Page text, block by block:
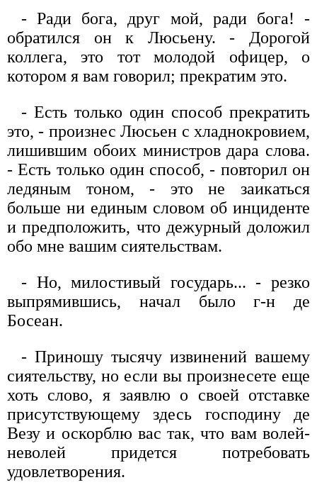
- Ради бога, друг мой, ради бога! -
обратился он к Люсьену. - Дорогой
коллега, это тот молодой офицер, о
котором я вам говорил; прекратим это.
- Есть только один способ прекратить
это, - произнес Люсьен с хладнокровием,
лишившим обоих министров дара слова.
- Есть только один способ, - повторил он
ледяным тоном, - это не заикаться
больше ни единым словом об инциденте
и предположить, что дежурный доложил
обо мне вашим сиятельствам.
- Но, милостивый государь... - резко
выпрямившись, начал было г-н де
Босеан.
- Приношу тысячу извинений вашему
сиятельству, но если вы произнесете еще
хоть слово, я заявлю о своей отставке
присутствующему здесь господину де
Везу и оскорблю вас так, что вам волей-
неволей придется потребовать
удовлетворения.